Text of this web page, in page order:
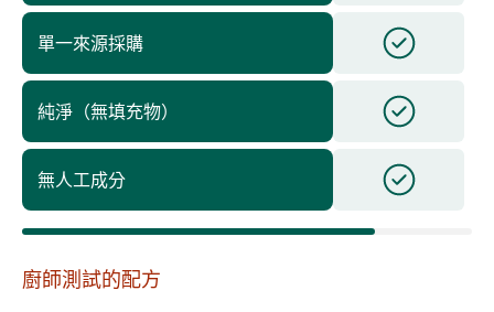
單一來源採購
純淨（無填充物）
無人工成分
廚師測試的配方